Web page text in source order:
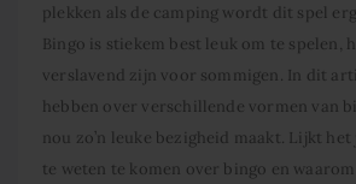
plekken als de camping wordt dit spel
Bingo is stiekem best leuk om te spelen,
verslavend zijn voor sommigen. In dit
hebben over verschillende vormen van
nou zo’n leuke bezigheid maakt. Lijkt
te weten te komen over bingo en